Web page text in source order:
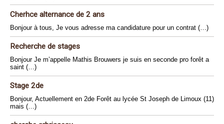
Cherhce alternance de 2 ans
Bonjour à tous, Je vous adresse ma candidature pour un contrat (…)
Recherche de stages
Bonjour Je m’appelle Mathis Brouwers je suis en seconde pro forêt a
saint (…)
Stage 2de
Bonjour, Actuellement en 2de Forêt au lycée St Joseph de Limoux (11)
mais (…)